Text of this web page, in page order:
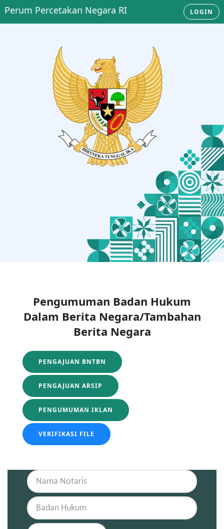
Perum Percetakan Negara RI LOGIN
Pengumuman Badan Hukum
Dalam Berita Negara/Tambahan
Berita Negara
PENGAJUAN BNTBN
PENGAJUAN ARSIP
PENGUMUMAN IKLAN
VERIFIKASI FILE